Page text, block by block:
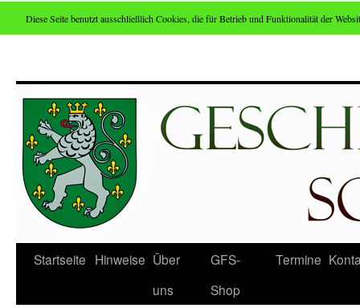
Zum
Inhalt
Startseite Hinweise Über
uns
GFS-
Shop
Termine
Diese Seite benutzt ausschließlich Cookies, die für Betrieb und Funktionalität der